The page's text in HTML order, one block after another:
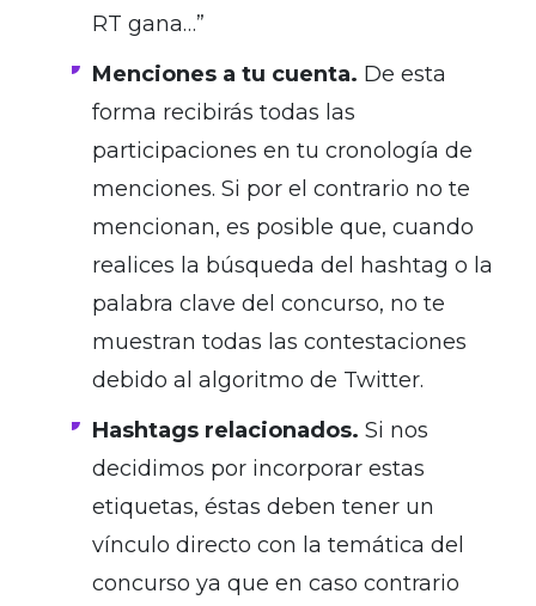
RT gana…”
Menciones a tu cuenta. De esta
forma recibirás todas las
participaciones en tu cronología de
menciones. Si por el contrario no te
mencionan, es posible que, cuando
realices la búsqueda del hashtag o la
palabra clave del concurso, no te
muestran todas las contestaciones
debido al algoritmo de Twitter.
Hashtags relacionados. Si nos
decidimos por incorporar estas
etiquetas, éstas deben tener un
vínculo directo con la temática del
concurso ya que en caso contrario